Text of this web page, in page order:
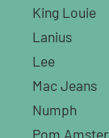
King Louie
Lanius
Lee
Mac Jeans
Numph
Pom